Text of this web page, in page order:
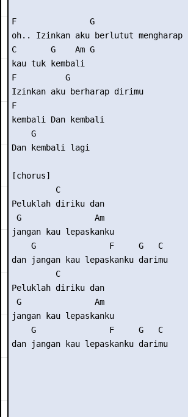
F               G
oh.. Izinkan aku berlutut mengharap
C       G    Am G
kau tuk kembali
F          G
Izinkan aku berharap dirimu
F
kembali Dan kembali
    G
Dan kembali lagi
[chorus]
         C
Peluklah diriku dan
G               Am
jangan kau lepaskanku
    G               F     G   C
dan jangan kau lepaskanku darimu
         C
Peluklah diriku dan
G               Am
jangan kau lepaskanku
    G               F     G   C